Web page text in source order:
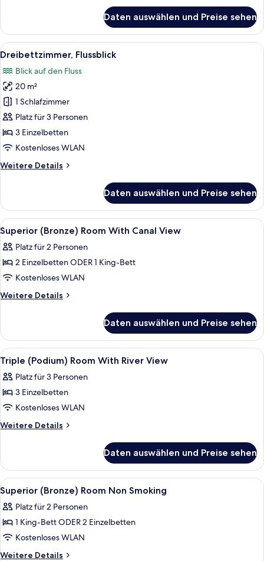
Zimmer,
Kanalblick
Daten auswählen und Preise sehen
Alle
Fotos
für
Dreibettzimmer,
Flussblick
anzeigen
Ein Hotelzimmer mit zwei Betten,
5
Dreibettzimmer, Flussblick
Blick auf den Fluss
20 m²
1 Schlafzimmer
Platz für 3 Personen
3 Einzelbetten
Kostenloses WLAN
Weitere Details
Weitere
Flussblick
Daten auswählen und Preise sehen
Alle
Fotos
für
Superior
(Bronze)
Room
View
anzeigen
Ein Hotelzimmer mit Bett,
4
Superior (Bronze) Room With Canal View
Platz für 2 Personen
2 Einzelbetten ODER 1 King-Bett
Kostenloses WLAN
Weitere Details
Weitere
(Bronze)
Room
With
Canal
View
Daten auswählen und Preise sehen
Alle
Fotos
für
Triple
(Podium)
Room
View
anzeigen
Ein Hotelzimmer mit zwei Betten,
5
Triple (Podium) Room With River View
Platz für 3 Personen
3 Einzelbetten
Kostenloses WLAN
Weitere Details
Weitere
(Podium)
Room
With
River
View
Daten auswählen und Preise sehen
Alle
Fotos
für
Superior
(Bronze)
Room
Minibar, Zimmersafe, Schreibtisch,
4
Superior (Bronze) Room Non Smoking
Platz für 2 Personen
1 King-Bett ODER 2 Einzelbetten
Kostenloses WLAN
Weitere Details
Weitere